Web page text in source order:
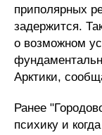
приполярных
задержится.
о возможном
Арктики,
Ранее
психику и